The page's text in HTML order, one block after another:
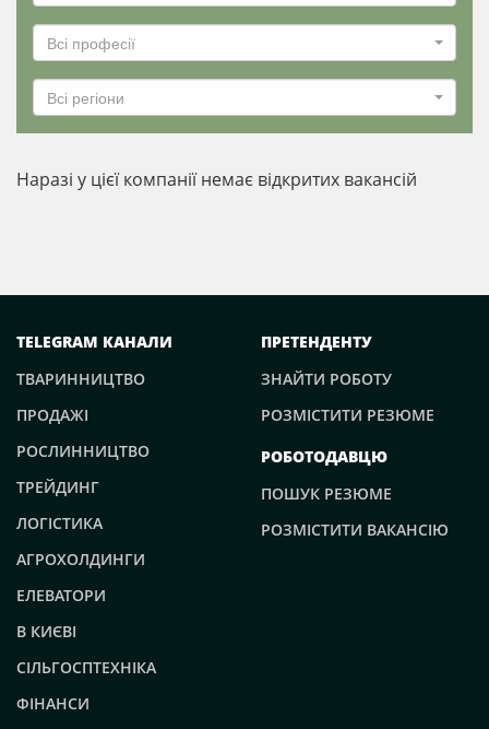
Всі професії
Всі регіони
Наразі у цієї компанії немає відкритих вакансій
TELEGRAM КАНАЛИ
ТВАРИННИЦТВО
ПРОДАЖІ
РОСЛИННИЦТВО
ТРЕЙДИНГ
ЛОГІСТИКА
АГРОХОЛДИНГИ
ЕЛЕВАТОРИ
В КИЄВІ
СІЛЬГОСПТЕХНІКА
ФІНАНСИ
ПРЕТЕНДЕНТУ
ЗНАЙТИ РОБОТУ
РОЗМІСТИТИ РЕЗЮМЕ
РОБОТОДАВЦЮ
ПОШУК РЕЗЮМЕ
РОЗМІСТИТИ ВАКАНСІЮ